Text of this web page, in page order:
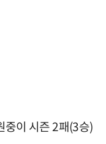
중이 시즌 2패(3승)